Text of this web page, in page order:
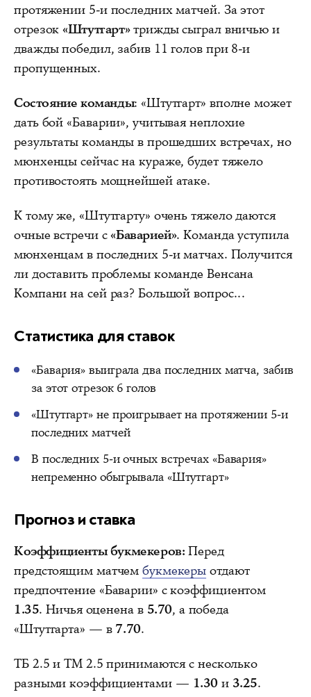
протяжении 5-и последних матчей. За этот
отрезок«Штутгарт»трижды сыграл вничью и
дважды победил, забив 11 голов при 8-и
пропущенных.
Состояние команды: «Штутгарт» вполне может
дать бой «Баварии», учитывая неплохие
результаты команды в прошедших встречах, но
мюнхенцы сейчас на кураже, будет тяжело
противостоять мощнейшей атаке.
К тому же, «Штутгарту» очень тяжело даются
очные встречи с«Баварией». Команда уступила
мюнхенцам в последних 5-и матчах. Получится
ли доставить проблемы команде Венсана
Компани на сей раз? Большой вопрос...
Статистика для ставок
«Бавария» выиграла два последних матча, забив
за этот отрезок 6 голов
«Штутгарт» не проигрывает на протяжении 5-и
последних матчей
В последних 5-и очных встречах «Бавария»
непременно обыгрывала «Штутгарт»
Прогноз и ставка
Коэффициенты букмекеров: Перед
предстоящим матчембукмекеры отдают
предпочтение «Баварии» с коэффициентом
1.35. Ничья оценена в 5.70, а победа
«Штутгарта» — в 7.70.
ТБ 2.5 и ТМ 2.5 принимаются с несколько
разными коэффициентами — 1.30 и 3.25.